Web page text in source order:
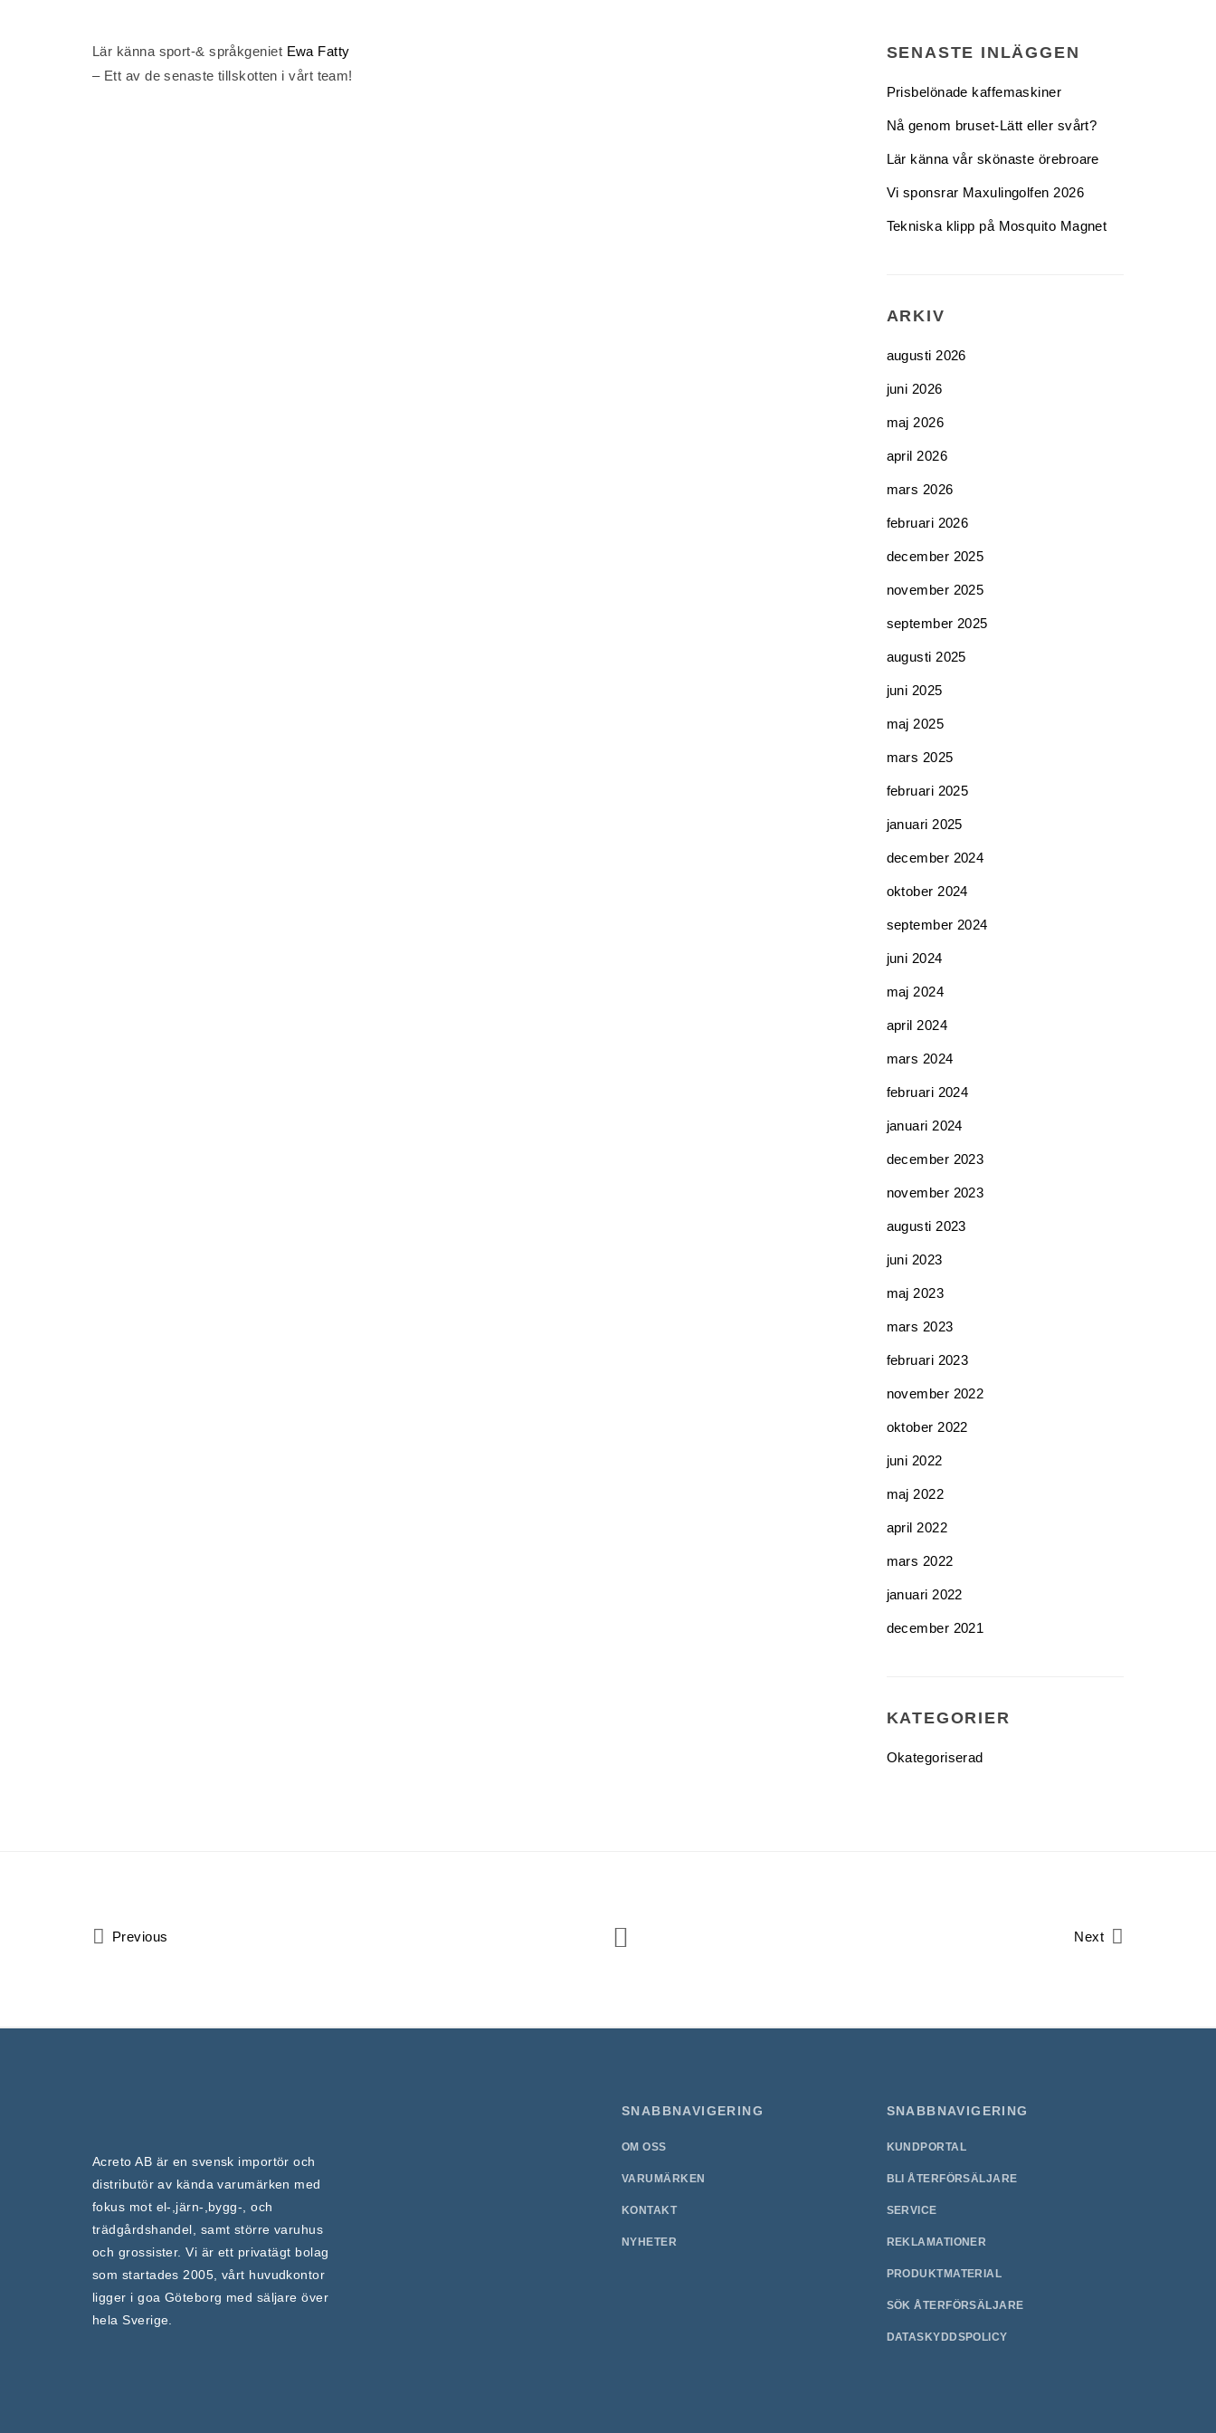
Lär känna sport-& språkgeniet Ewa Fatty
– Ett av de senaste tillskotten i vårt team!
SENASTE INLÄGGEN
Prisbelönade kaffemaskiner
Nå genom bruset-Lätt eller svårt?
Lär känna vår skönaste örebroare
Vi sponsrar Maxulingolfen 2026
Tekniska klipp på Mosquito Magnet
ARKIV
augusti 2026
juni 2026
maj 2026
april 2026
mars 2026
februari 2026
december 2025
november 2025
september 2025
augusti 2025
juni 2025
maj 2025
mars 2025
februari 2025
januari 2025
december 2024
oktober 2024
september 2024
juni 2024
maj 2024
april 2024
mars 2024
februari 2024
januari 2024
december 2023
november 2023
augusti 2023
juni 2023
maj 2023
mars 2023
februari 2023
november 2022
oktober 2022
juni 2022
maj 2022
april 2022
mars 2022
januari 2022
december 2021
KATEGORIER
Okategoriserad
Previous Next
Acreto AB är en svensk importör och
distributör av kända varumärken med
fokus mot el-,järn-,bygg-, och
trädgårdshandel, samt större varuhus
och grossister. Vi är ett privatägt bolag
som startades 2005, vårt huvudkontor
ligger i goa Göteborg med säljare över
hela Sverige.
SNABBNAVIGERING
OM OSS
VARUMÄRKEN
KONTAKT
NYHETER
SNABBNAVIGERING
KUNDPORTAL
BLI ÅTERFÖRSÄLJARE
SERVICE
REKLAMATIONER
PRODUKTMATERIAL
SÖK ÅTERFÖRSÄLJARE
DATASKYDDSPOLICY